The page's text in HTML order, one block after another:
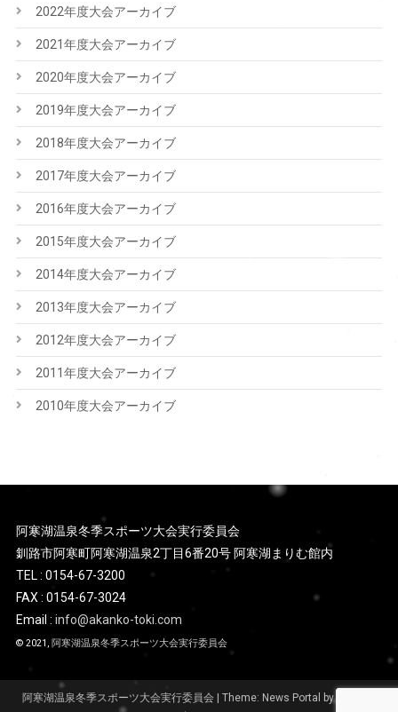
2022年度大会アーカイブ
2021年度大会アーカイブ
2020年度大会アーカイブ
2019年度大会アーカイブ
2018年度大会アーカイブ
2017年度大会アーカイブ
2016年度大会アーカイブ
2015年度大会アーカイブ
2014年度大会アーカイブ
2013年度大会アーカイブ
2012年度大会アーカイブ
2011年度大会アーカイブ
2010年度大会アーカイブ
阿寒湖温泉冬季スポーツ大会実行委員会
釧路市阿寒町阿寒湖温泉2丁目6番20号 阿寒湖まりむ館内
TEL : 0154-67-3200
FAX : 0154-67-3024
Email :info@akanko-toki.com
© 2021,阿寒湖温泉冬季スポーツ大会実行委員会
阿寒湖温泉冬季スポーツ大会実行委員会 Theme: News Portal by